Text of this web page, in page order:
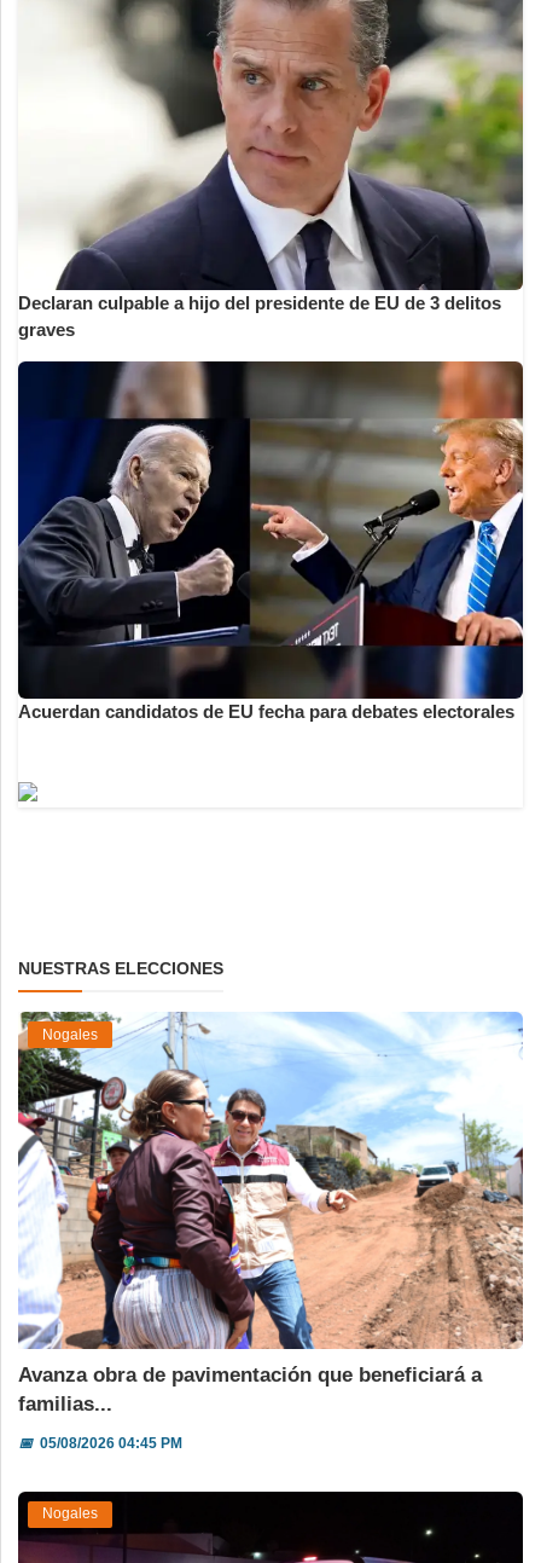
Declaran culpable a hijo del presidente de EU de 3 delitos
graves
Acuerdan candidatos de EU fecha para debates electorales
NUESTRAS ELECCIONES
Nogales
Avanza obra de pavimentación que beneficiará a
familias...
📅05/08/2026 04:45 PM
Nogales